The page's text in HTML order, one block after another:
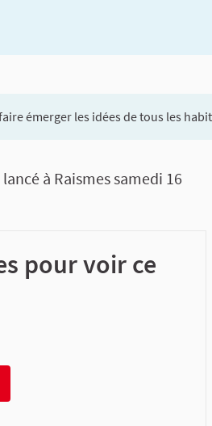
émerger les idées de tous les
à Raismes samedi 16
pour voir ce